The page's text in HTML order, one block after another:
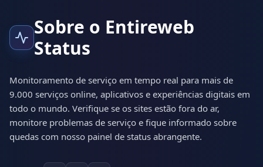
Sobre o Entireweb
Status
Monitoramento de serviço em tempo real para mais de
9.000 serviços online, aplicativos e experiências digitais em
todo o mundo. Verifique se os sites estão fora do ar,
monitore problemas de serviço e fique informado sobre
quedas com nosso painel de status abrangente.